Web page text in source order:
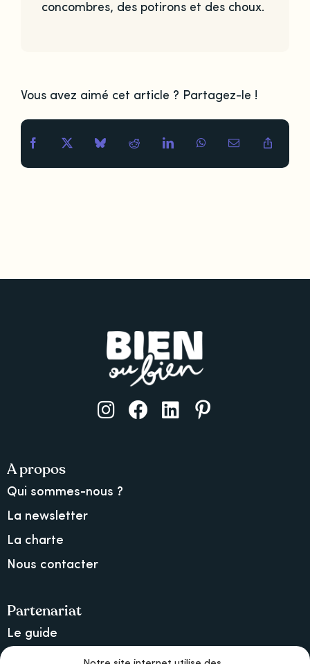
concombres, des potirons et des choux.
Vous avez aimé cet article ? Partagez-le !
A propos
Qui sommes-nous ?
La newsletter
La charte
Nous contacter
Partenariat
Le guide
Lancer une collecte sur Ulule